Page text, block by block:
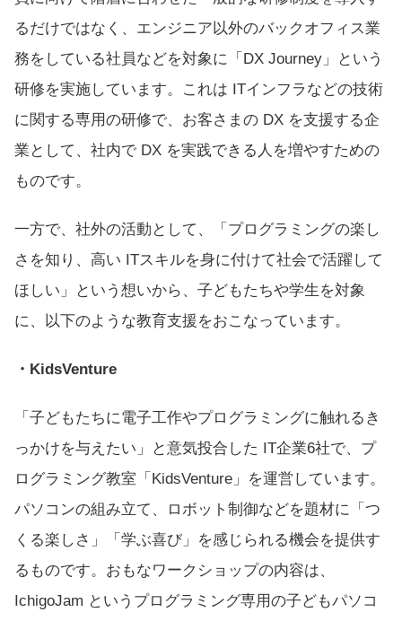
るだけではなく、エンジニア以外のバックオフィス業
務をしている社員などを対象に
「DX Journey」
という
研修を実施しています。これは ITインフラなどの技術
に関する専用の研修で、お客さまの DX を支援する企
業として、社内で DX を実践できる人を増やすための
ものです。
一方で、社外の活動として、「プログラミングの楽し
さを知り、高い ITスキルを身に付けて社会で活躍して
ほしい」という想いから、子どもたちや学生を対象
に、以下のような教育支援をおこなっています。
・ KidsVenture
「子どもたちに電子工作やプログラミングに触れるき
っかけを与えたい」と意気投合した IT企業6社で、プ
ログラミング教室「KidsVenture」を運営しています。
パソコンの組み立て、ロボット制御などを題材に「つ
くる楽しさ」「学ぶ喜び」を感じられる機会を提供す
るものです。おもなワークショップの内容は、
IchigoJam というプログラミング専用の子どもパソコ